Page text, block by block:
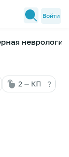
Войти
2 — КП ?